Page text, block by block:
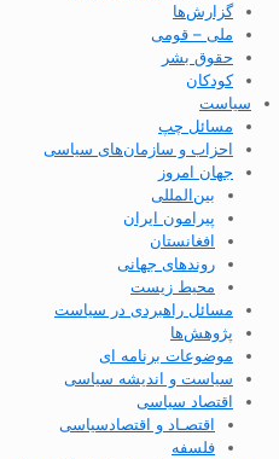
گزارش‌ها
ملی – قومی
حقوق بشر
کودکان
سیاست
مسائل چپ
احزاب و سازمان‌های سیاسی
جهان امروز
بین‌المللی
پیرامون ایران
افغانستان
روندهای جهانی
محیط زیست
مسائل راهبردی در سیاست
پژوهش‌ها
موضوعات برنامه ای
سیاست و اندیشه سیاسی
اقتصاد سیاسی
اقتصـاد و اقتصاد‌سیاسی
فلسفه